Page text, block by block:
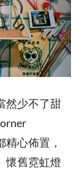
然少不了甜
心佈置，
懷舊霓虹燈